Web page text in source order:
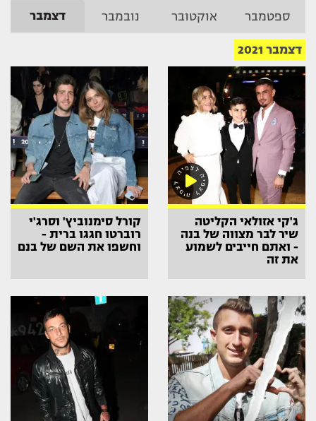
ספטמבר אוקטובר נובמבר דצמבר
דצמבר 2021
ג'קי אזולאי הקליטה
שיר לבר מצווה של בנה
- ואתם חייבים לשמוע
את זה
קורל סימנוביץ' וסרג'י
רוברטו חגגו ברית -
וחשפו את השם של בנם